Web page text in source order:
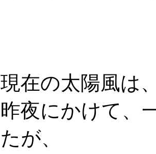
現在の太陽風は
昨夜にかけて、
たが、